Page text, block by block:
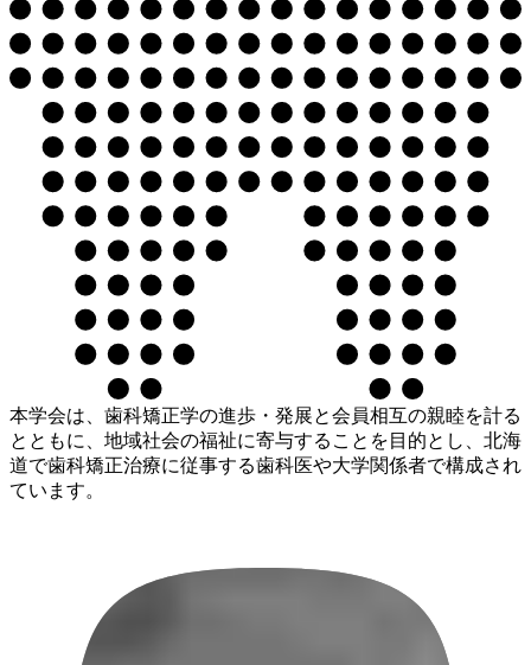
本学会は、歯科矯正学の進歩・発展と会員相互の親睦を計る
とともに、地域社会の福祉に寄与することを目的とし、北海
道で歯科矯正治療に従事する歯科医や大学関係者で構成され
ています。